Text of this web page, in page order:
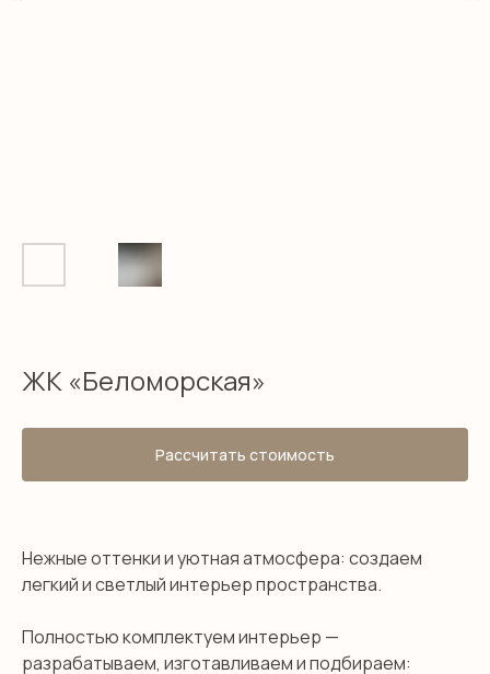
ЖК «Беломорская»
Рассчитать стоимость
Нежные оттенки и уютная атмосфера: создаем
легкий и светлый интерьер пространства.
Полностью комплектуем интерьер —
разрабатываем, изготавливаем и подбираем: